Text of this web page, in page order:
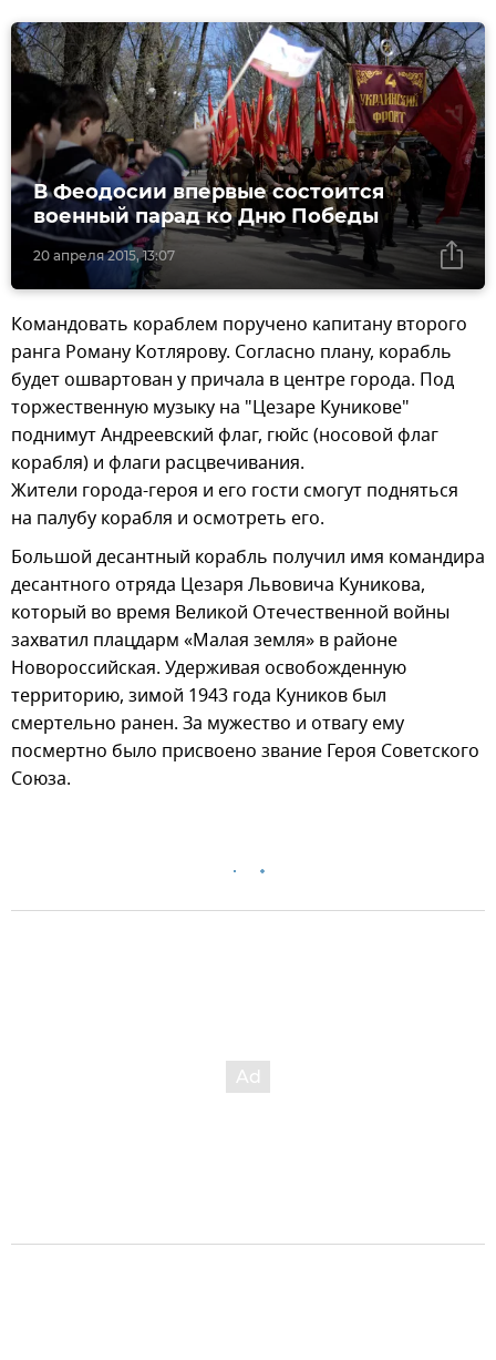
20 апреля 2015, 13:07
В Феодосии впервые состоится
военный парад ко Дню Победы
Командовать кораблем поручено капитану второго
ранга Роману Котлярову. Согласно плану, корабль
будет ошвартован у причала в центре города. Под
торжественную музыку на "Цезаре Куникове"
поднимут Андреевский флаг, гюйс (носовой флаг
корабля) и флаги расцвечивания.
Жители города-героя и его гости смогут подняться
на палубу корабля и осмотреть его.
Большой десантный корабль получил имя командира
десантного отряда Цезаря Львовича Куникова,
который во время Великой Отечественной войны
захватил плацдарм «Малая земля» в районе
Новороссийская. Удерживая освобожденную
территорию, зимой 1943 года Куников был
смертельно ранен. За мужество и отвагу ему
посмертно было присвоено звание Героя Советского
Союза.